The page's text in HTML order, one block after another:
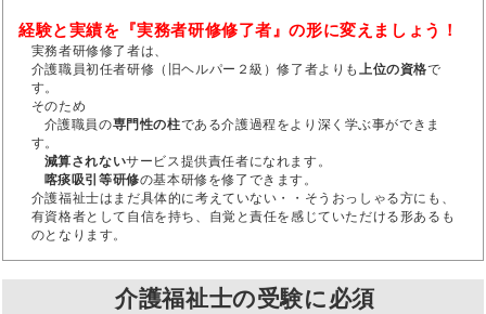
経験と実績を『実務者研修修了者』の形に変えましょう！
実務者研修修了者は、
介護職員初任者研修（旧ヘルパー２級）修了者よりも上位の資格で
す。
そのため
介護職員の専門性の柱である介護過程をより深く学ぶ事ができま
す。
減算されないサービス提供責任者になれます。
喀痰吸引等研修の基本研修を修了できます。
介護福祉士はまだ具体的に考えていない・・そうおっしゃる方にも、
有資格者として自信を持ち、自覚と責任を感じていただける形あるも
のとなります。
介護福祉士の受験に必須